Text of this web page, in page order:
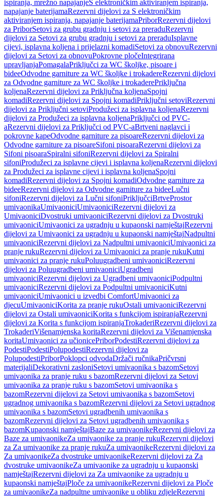
ispiranja, mrežno napajanjeS elektroničkim aktiviranjem ispiranja,
napajanje baterijamaRezervni dijelovi za S elektroničkim
aktiviranjem ispiranja, napajanje baterijamaPriborRezervni dijelovi
za PriborSetovi za grubu gradnju i setovi za preraduRezervni
dijelovi za Setovi za grubu gradnju i setovi za preraduIsplavne
cijevi, isplavna koljena i prijelazni komadiSetovi za obnovuRezervni
dijelovi za Setovi za obnovuPokrovne pločeIntegrirana
upravljanjaPomagalaPriključci za WC školjke, pisoare i
bideeOdvodne garniture za WC školjke i trokadereRezervni dijelovi
za Odvodne garniture za WC školjke i trokaderePriključna
koljenaRezervni dijelovi za Priključna koljenaSpojni
komadiRezervni dijelovi za Spojni komadiPriključni setoviRezervni
dijelovi za Priključni setoviProdužeci za isplavna koljenaRezervni
dijelovi za Produžeci za isplavna koljenaPriključci od PVC-
aRezervni dijelovi za Priključci od PVC-aBrtveni naglavci i
pokrovne kapeOdvodne garniture za pisoareRezervni dijelovi za
Odvodne garniture za pisoareSifoni pisoaraRezervni dijelovi za
Sifoni pisoaraSpiralni sifoniRezervni dijelovi za Spiralni
sifoniProdužeci za isplavne cijevi i isplavna koljenaRezervni dijelovi
za Produžeci za isplavne cijevi i isplavna koljenaSpojni
komadiRezervni dijelovi za Spojni komadiOdvodne garniture za
bideeRezervni dijelovi za Odvodne garniture za bideeLučni
sifoniRezervni dijelovi za Lučni sifoniPriključciBrtveProstor
umivaonikaUmivaoniciUmivaoniciRezervni dijelovi za
UmivaoniciDvostruki umivaoniciRezervni dijelovi za Dvostruki
umivaoniciUmivaonici za ugradnju u kupaonski namještajRezervni
dijelovi za Umivaonici za ugradnju u kupaonski namještajNadpultni
umivaoniciRezervni dijelovi za Nadpultni umivaoniciUmivaonici za
pranje rukuRezervni dijelovi za Umivaonici za pranje rukuKutni
umivaonici za pranje rukuPoluugradbeni umivaoniciRezervni
dijelovi za Poluugradbeni umivaoniciUgradbeni
umivaoniciRezervni dijelovi za Ugradbeni umivaoniciPodpultni
umivaoniciRezervni dijelovi za Podpultni umivaoniciKutni
umivaoniciUmivaonici u izvedbi ComfortUmivaonici za
djecuUmivaoniciKorita za pranje rukuOstali umivaoniciRezervni
dijelovi za Ostali umivaoniciKorita s funkcijom ispiranjaRezervni
dijelovi za Korita s funkcijom ispiranjaTrokaderiRezervni dijelovi za
TrokaderiVišenamjenska koritaRezervni dijelovi za Višenamjenska
koritaUmivaonici za učionicePriborPodestiRezervni dijelovi za
PodestiPodestiPolupodestiRezervni dijelovi za
PolupodestiPriborPoklopci odvodaDržači ručnikaPričvrsni
materijaliDekorativni zasloniSetovi umivaonika s bazomSetovi
umivaonika za pranje ruku s bazomRezervni dijelovi za Setovi
umivaonika za pranje ruku s bazomSetovi umivaonika s
bazomRezervni dijelovi za Setovi umivaonika s bazomSetovi
ugradnog umivaonika s bazomRezervni dijelovi za Setovi ugradnog
umivaonika s bazomSetovi ugradbenih umivaonika s
bazomRezervni dijelovi za Setovi ugradbenih umivaonika s
bazomKupaonski namještajBaze za umivaonikeRezervni dijelovi za
Baze za umivaonikeZa umivaonike za pranje rukuRezervni dijelovi
za Za umivaonike za pranje rukuZa umivaonikeRezervni dijelovi za
Za umivaonikeZa dvostruke umivaonikeRezervni dijelovi za Za
dvostruke umivaonikeZa umivaonike za ugradnju u kupaonski
namještajRezervni dijelovi za Za umivaonike za ugradnju u
kupaonski namještajPloče za umivaonikeRezervni dijelovi za Ploče
za umivaonikeZa nadpultne umivaonike u obliku zdjeleRezervni